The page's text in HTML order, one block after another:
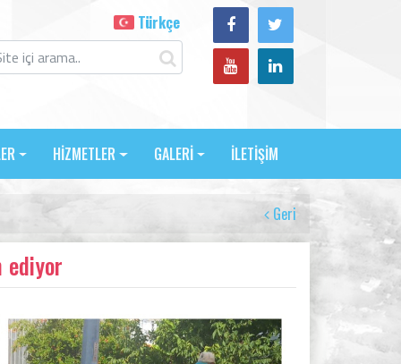
Türkçe
HİZMETLER GALERİ İLETİŞİM
Geri